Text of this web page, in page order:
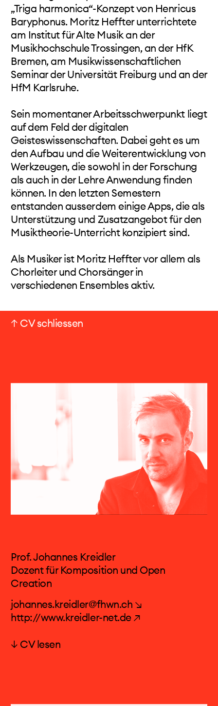
„Triga harmonica“-Konzept von Henricus
Baryphonus. Moritz Heffter unterrichtete
am Institut für Alte Musik an der
Musikhochschule Trossingen, an der HfK
Bremen, am Musikwissenschaftlichen
Seminar der Universität Freiburg und an der
HfM Karlsruhe.
Sein momentaner Arbeitsschwerpunkt liegt
auf dem Feld der digitalen
Geisteswissenschaften. Dabei geht es um
den Aufbau und die Weiterentwicklung von
Werkzeugen, die sowohl in der Forschung
als auch in der Lehre Anwendung finden
können. In den letzten Semestern
entstanden ausserdem einige Apps, die als
Unterstützung und Zusatzangebot für den
Musiktheorie-Unterricht konzipiert sind.
Als Musiker ist Moritz Heffter vor allem als
Chorleiter und Chorsänger in
verschiedenen Ensembles aktiv.
↑ CV schliessen
Prof. Johannes Kreidler
Dozent für Komposition und Open
Creation
johannes.kreidler@fhwn.ch ↘
http://www.kreidler-net.de ↗
Prof. Johannes Kreidler
↓ CV lesen